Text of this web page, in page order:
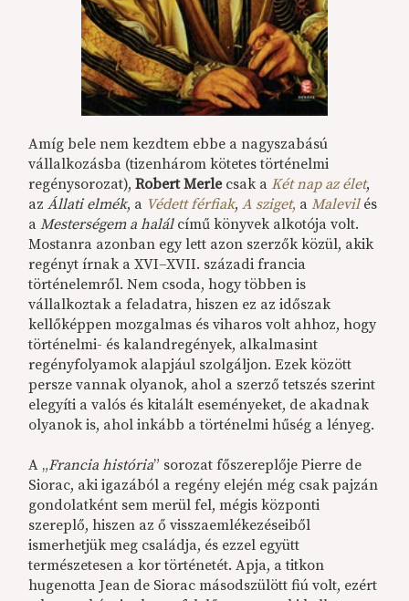
Amíg bele nem kezdtem ebbe a nagyszabású
vállalkozásba (tizenhárom kötetes történelmi
regénysorozat),Robert Merle csak aKét nap az élet,
azÁllati elmék, a Védett férfiak,A sziget, aMalevil és
aMesterségem a halálcímű könyvek alkotója volt.
Mostanra azonban egy lett azon szerzők közül, akik
regényt írnak a XVI–XVII. századi francia
történelemről. Nem csoda, hogy többen is
vállalkoztak a feladatra, hiszen ez az időszak
kellőképpen mozgalmas és viharos volt ahhoz, hogy
történelmi- és kalandregények, alkalmasint
regényfolyamok alapjául szolgáljon. Ezek között
persze vannak olyanok, ahol a szerző tetszés szerint
elegyíti a valós és kitalált eseményeket, de akadnak
olyanok is, ahol inkább a történelmi hűség a lényeg.
A „Francia história” sorozat főszereplője Pierre de
Siorac, aki igazából a regény elején még csak pajzán
gondolatként sem merül fel, mégis központi
szereplő, hiszen az ő visszaemlékezéseiből
ismerhetjük meg családja, és ezzel együtt
természetesen a kor történetét. Apja, a titkon
hugenotta Jean de Siorac másodszülött fiú volt, ezért